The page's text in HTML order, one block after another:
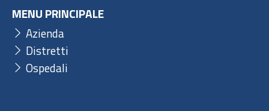
MENU PRINCIPALE
Azienda
Distretti
Ospedali